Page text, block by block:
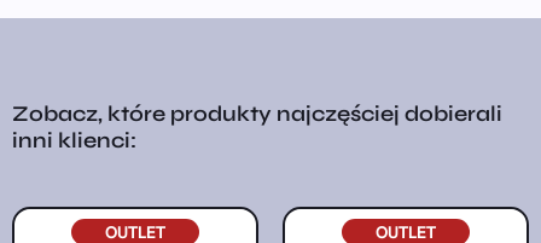
Zobacz, które produkty najczęściej dobierali
inni klienci:
OUTLET OUTLET